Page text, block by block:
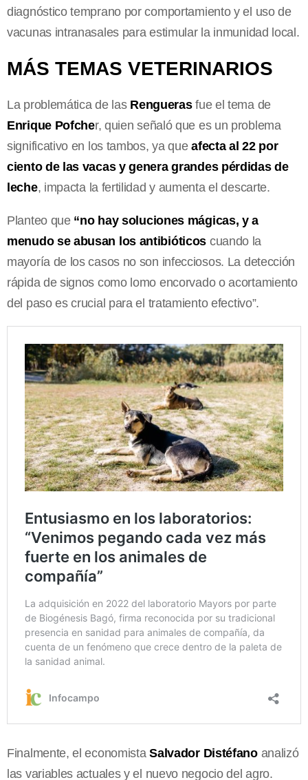
diagnóstico temprano por comportamiento y el uso de
vacunas intranasales para estimular la inmunidad local.
MÁS TEMAS VETERINARIOS
La problemática de las Renguerasfue el tema de
Enrique Pofcher, quien señaló que es un problema
significativo en los tambos, ya queafecta al 22 por
ciento de las vacas y genera grandes pérdidas de
leche, impacta la fertilidad y aumenta el descarte.
Planteo que “no hay soluciones mágicas, y a
menudo se abusan los antibióticos cuando la
mayoría de los casos no son infecciosos. La detección
rápida de signos como lomo encorvado o acortamiento
del paso es crucial para el tratamiento efectivo”.
Finalmente, el economistaSalvador Distéfanoanalizó
las variables actuales y el nuevo negocio del agro.